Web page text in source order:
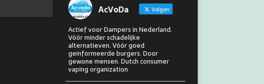
AcVoDa Volgen
Actief voor Dampers in Nederland.
Vóór minder schadelijke
alternatieven. Vóór goed
geinformeerde burgers. Door
gewone mensen. Dutch consumer
vaping organization